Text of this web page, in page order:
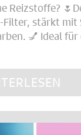
Reizstoffe?
Filter, stärkt mit
💅 Ideal